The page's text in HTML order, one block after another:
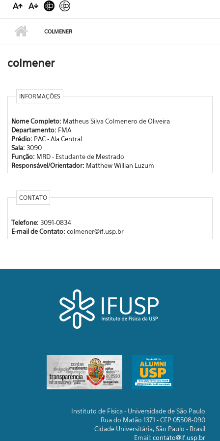
COLMENER
colmener
INFORMAÇÕES
Nome Completo: Matheus Silva Colmenero de Oliveira
Departamento: FMA
Prédio: PAC - Ala Central
Sala: 3090
Função: MRD - Estudante de Mestrado
Responsável/Orientador:
Matthew Willian Luzum
CONTATO
Telefone: 3091-0834
E-mail de Contato: colmener@if.usp.br
Instituto de Física - Universidade de São Paulo
Rua do Matão 1371 - CEP 05508-090
Cidade Universitária, São Paulo - Brasil
Email:contato@if.usp.br